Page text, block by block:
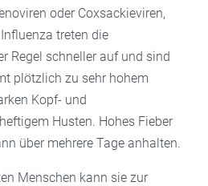
oder Coxsackieviren,
treten die
Regel schneller auf und sind
plötzlich zu sehr hohem
Kopf- und
Husten. Hohes Fieber
über mehrere Tage anhalten.
Menschen kann sie zur